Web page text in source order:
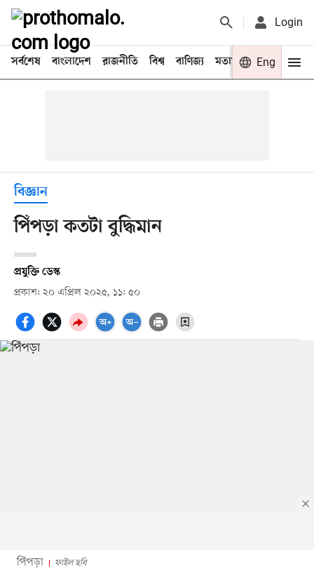
Login
সর্বশেষ বাংলাদেশ রাজনীতি বিশ্ব বাণিজ্য মতামত খেলা
Eng
বিজ্ঞান
পিঁপড়া কতটা বুদ্ধিমান
প্রযুক্তি ডেস্ক
প্রকাশ: ২০ এপ্রিল ২০২৫, ১১: ৫০
পিঁপড়া ফাইল ছবি